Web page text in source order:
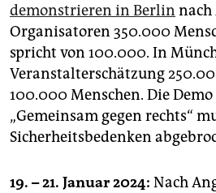
demonstrieren in Berlin nach
Organisatoren 350.000
spricht von 100.000. In
Veranstalterschätzung
100.000 Menschen. Die
„Gemeinsam gegen rechts“
Sicherheitsbedenken
19. – 21. Januar 2024: Nach